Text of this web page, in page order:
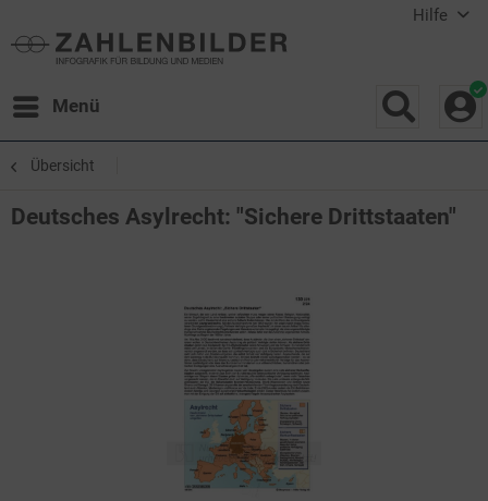
Hilfe
Menü
Übersicht
Deutsches Asylrecht: "Sichere Drittstaaten"